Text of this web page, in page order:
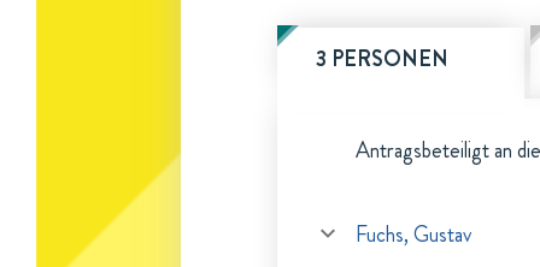
3 PERSONEN
Antragsbeteiligt an
Fuchs, Gustav